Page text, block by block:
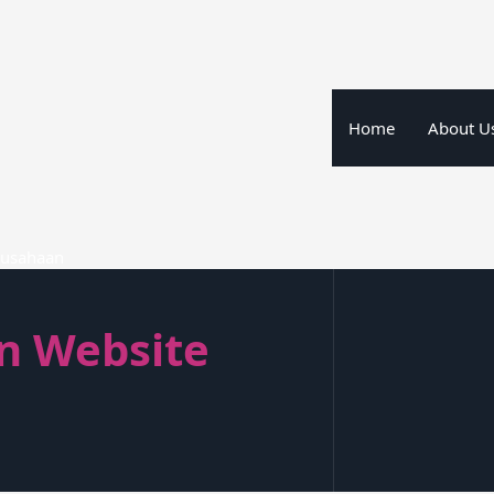
Home About
Website